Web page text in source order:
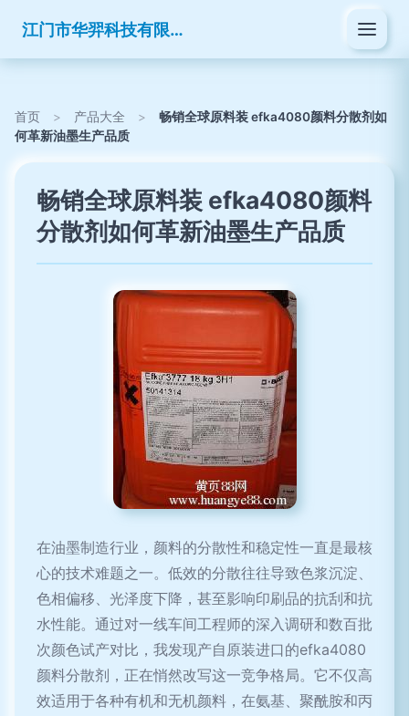
江门市华羿科技有限公司
首页 > 产品大全 >
畅销全球原料装 efka4080颜料分散剂如
何革新油墨生产品质
畅销全球原料装 efka4080颜料
分散剂如何革新油墨生产品质
在油墨制造行业，颜料的分散性和稳定性一直是最核
心的技术难题之一。低效的分散往往导致色浆沉淀、
色相偏移、光泽度下降，甚至影响印刷品的抗刮和抗
水性能。通过对一线车间工程师的深入调研和数百批
次颜色试产对比，我发现产自原装进口的efka4080
颜料分散剂，正在悄然改写这一竞争格局。它不仅高
效适用于各种有机和无机颜料，在氨基、聚酰胺和丙